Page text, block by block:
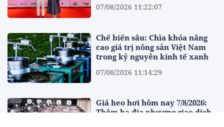
07/08/2026 11:22:07
Chế biến sâu: Chìa khóa nâng
cao giá trị nông sản Việt Nam
trong kỷ nguyên kinh tế xanh
07/08/2026 11:14:29
Giá heo hơi hôm nay 7/8/2026:
Thêm ba địa phương giao dịch